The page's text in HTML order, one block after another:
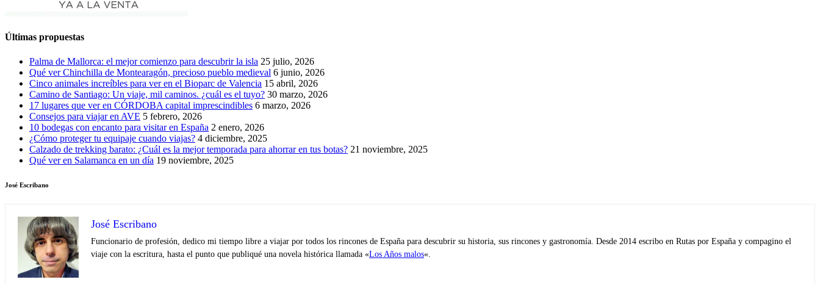
Últimas propuestas
Palma de Mallorca: el mejor comienzo para descubrir la isla 25 julio, 2026
Qué ver Chinchilla de Montearagón, precioso pueblo medieval 6 junio, 2026
Cinco animales increíbles para ver en el Bioparc de Valencia 15 abril, 2026
Camino de Santiago: Un viaje, mil caminos. ¿cuál es el tuyo? 30 marzo, 2026
17 lugares que ver en CÓRDOBA capital imprescindibles 6 marzo, 2026
Consejos para viajar en AVE 5 febrero, 2026
10 bodegas con encanto para visitar en España 2 enero, 2026
¿Cómo proteger tu equipaje cuando viajas? 4 diciembre, 2025
Calzado de trekking barato: ¿Cuál es la mejor temporada para ahorrar en tus botas? 21 noviembre, 2025
Qué ver en Salamanca en un día 19 noviembre, 2025
José Escribano
José Escribano
Funcionario de profesión, dedico mi tiempo libre a viajar por todos los rincones de España para descubrir su historia, sus rincones y gastronomía. Desde 2014 escribo en Rutas por España y compagino el
viaje con la escritura, hasta el punto que publiqué una novela histórica llamada «Los Años malos«.